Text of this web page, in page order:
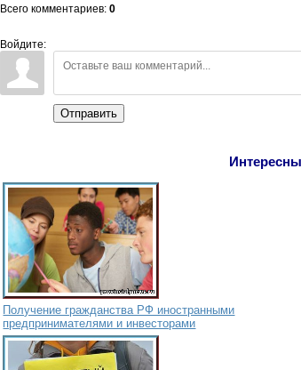
Всего комментариев:0
Войдите:
Отправить
Получение гражданства РФ иностранными
предпринимателями и инвесторами